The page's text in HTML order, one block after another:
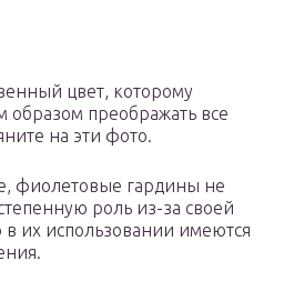
цвет, которому
образом преображать все
на эти фото.
фиолетовые гардины не
роль из-за своей
в их использовании имеются